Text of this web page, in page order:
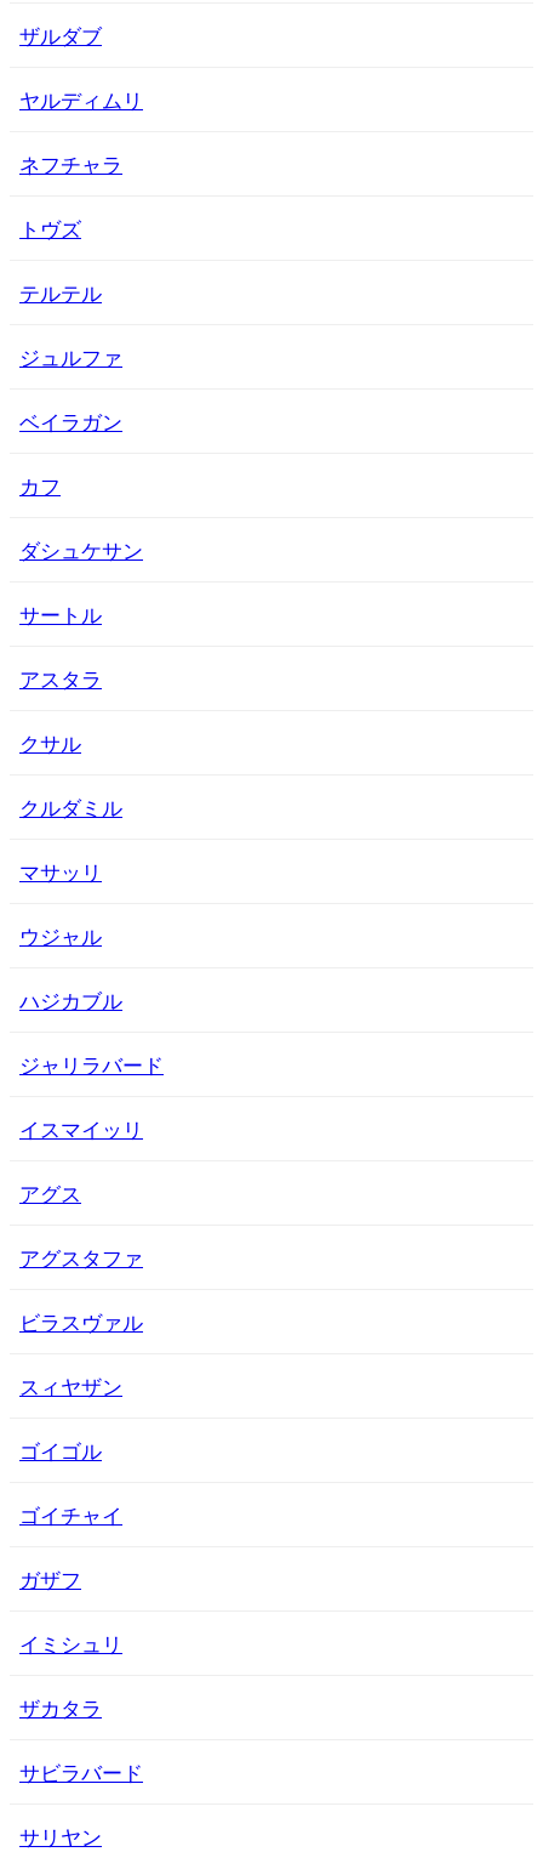
ザルダブ
ヤルディムリ
ネフチャラ
トヴズ
テルテル
ジュルファ
ベイラガン
カフ
ダシュケサン
サートル
アスタラ
クサル
クルダミル
マサッリ
ウジャル
ハジカブル
ジャリラバード
イスマイッリ
アグス
アグスタファ
ビラスヴァル
スィヤザン
ゴイゴル
ゴイチャイ
ガザフ
イミシュリ
ザカタラ
サビラバード
サリヤン